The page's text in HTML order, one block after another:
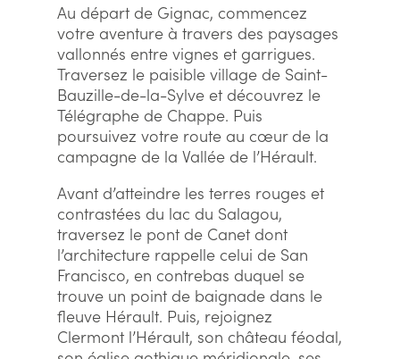
Au départ de Gignac, commencez
votre aventure à travers des paysages
vallonnés entre vignes et garrigues.
Traversez le paisible village de Saint-
Bauzille-de-la-Sylve et découvrez le
Télégraphe de Chappe. Puis
poursuivez votre route au cœur de la
campagne de la Vallée de l’Hérault.
Avant d’atteindre les terres rouges et
contrastées du lac du Salagou,
traversez le pont de Canet dont
l’architecture rappelle celui de San
Francisco, en contrebas duquel se
trouve un point de baignade dans le
fleuve Hérault. Puis, rejoignez
Clermont l’Hérault, son château féodal,